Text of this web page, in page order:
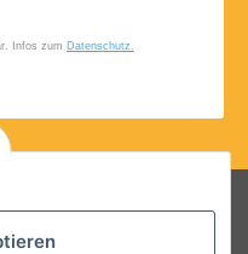
Media